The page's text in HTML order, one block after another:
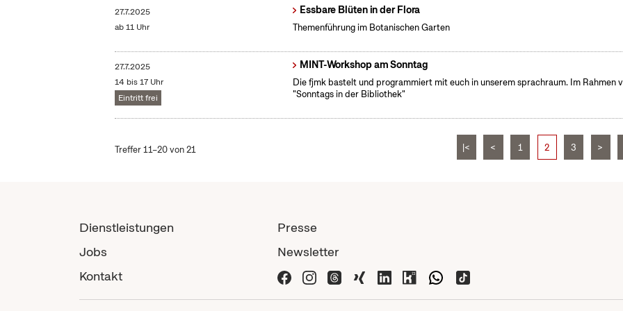
27.7.2025
ab 11 Uhr
Essbare Blüten in der Flora
Themenführung im Botanischen Garten
27.7.2025
14 bis 17 Uhr
Eintritt frei
MINT-Workshop am Sonntag
Die fjmk bastelt und programmiert mit euch in unserem sprachraum. Im Rahmen
"Sonntags in der Bibliothek"
Treffer 11–20 von 21 |< < 1 2 3 >
Dienstleistungen
Jobs
Kontakt
Presse
Newsletter